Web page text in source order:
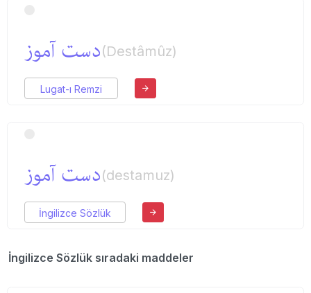
دست آموز(Destâmûz)
Lugat-ı Remzi
دست آموز(destamuz)
İngilizce Sözlük
İngilizce Sözlük sıradaki maddeler